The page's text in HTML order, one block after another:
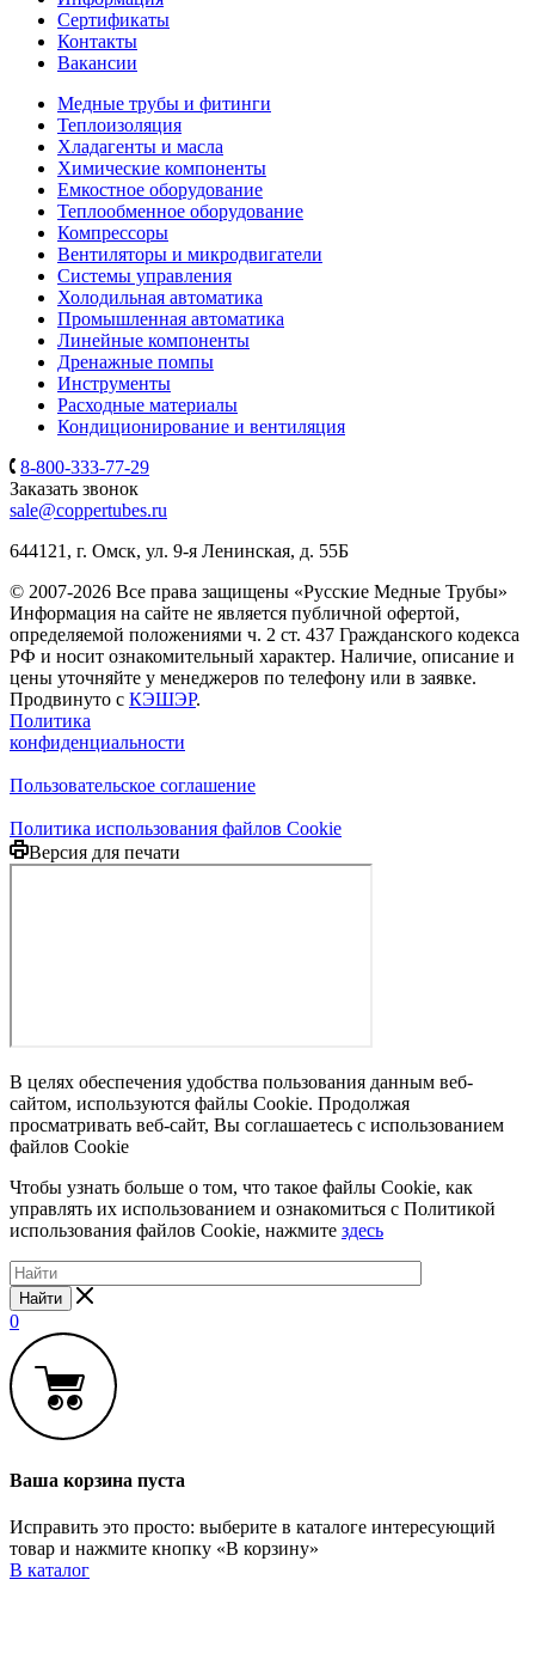
Сертификаты
Контакты
Вакансии
Медные трубы и фитинги
Теплоизоляция
Хладагенты и масла
Химические компоненты
Емкостное оборудование
Теплообменное оборудование
Компрессоры
Вентиляторы и микродвигатели
Системы управления
Холодильная автоматика
Промышленная автоматика
Линейные компоненты
Дренажные помпы
Инструменты
Расходные материалы
Кондиционирование и вентиляция
8-800-333-77-29
Заказать звонок
sale@coppertubes.ru
644121, г. Омск, ул. 9-я Ленинская, д. 55Б
© 2007-2026 Все права защищены «Русские Медные Трубы»
Информация на сайте не является публичной офертой,
определяемой положениями ч. 2 ст. 437 Гражданского кодекса
РФ и носит ознакомительный характер. Наличие, описание и
цены уточняйте у менеджеров по телефону или в заявке.
Продвинуто с КЭШЭР.
Политика
конфиденциальности
Пользовательское соглашение
Политика использования файлов Cookie
Версия для печати
В целях обеспечения удобства пользования данным веб-
сайтом, используются файлы Cookie. Продолжая
просматривать веб-сайт, Вы соглашаетесь с использованием
файлов Cookie
Чтобы узнать больше о том, что такое файлы Cookie, как
управлять их использованием и ознакомиться с Политикой
использования файлов Cookie, нажмите здесь
Найти
0
Ваша корзина пуста
Исправить это просто: выберите в каталоге интересующий
товар и нажмите кнопку «В корзину»
В каталог